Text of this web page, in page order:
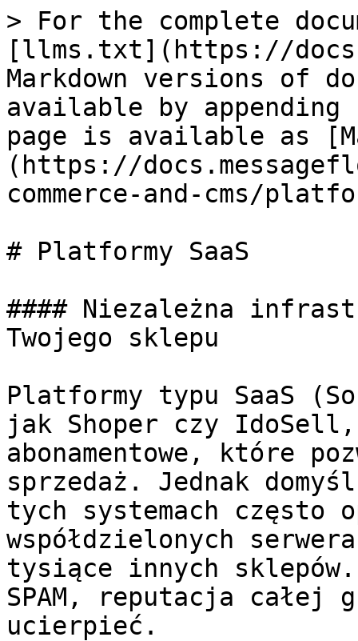
> For the complete
[llms.txt](https://
Markdown versions of
available by
page is available as
(https://
commerce-and-cms/
# Platformy SaaS
#### Niezależna
Twojego sklepu
Platformy typu SaaS
jak Shoper czy IdoSell,
abonamentowe, które
sprzedaż. Jednak
tych systemach często
współdzielonych
tysiące innych
SPAM, reputacja całej
ucierpieć.